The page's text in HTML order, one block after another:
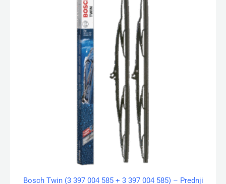
Bosch Twin (3 397 004 585 + 3 397 004 585) – Prednji